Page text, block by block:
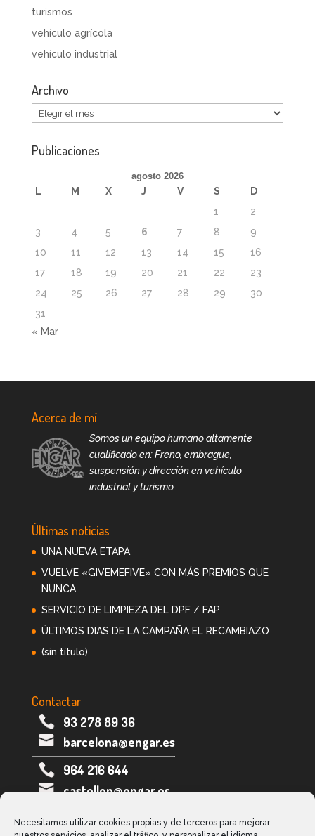
Necesitamos utilizar cookies propias y de terceros para mejorar
turismos
vehículo agrícola
vehículo industrial
Archivo
Archivo
Publicaciones
agosto 2026
L M X J V S
D
1
2
3
4 5 6 7 8
9
10
11 12 13 14 15
16
17
18 19 20 21 22
23
24
25 26 27 28 29
30
31
« Mar
Acerca de mí
Somos un equipo humano altamente
cualificado en: Freno, embrague,
suspensión y dirección en vehículo
industrial y turismo
Últimas noticias
UNA NUEVA ETAPA
VUELVE «GIVEMEFIVE» CON MÁS PREMIOS QUE
NUNCA
SERVICIO DE LIMPIEZA DEL DPF / FAP
ÚLTIMOS DIAS DE LA CAMPAÑA EL RECAMBIAZO
(sin título)
Contactar
93 278 89 36
barcelona@engar.es
964 216 644
castellon@engar.es
973 282 005